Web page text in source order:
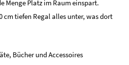
Menge Platz im Raum einspart.
cm tiefen Regal alles unter, was dort
Bücher und Accessoires